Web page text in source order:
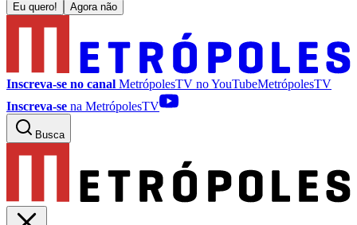
Eu quero! Agora não
Inscreva-se no canal MetrópolesTV noYouTubeMetrópolesTV
Inscreva-se na MetrópolesTV
Busca